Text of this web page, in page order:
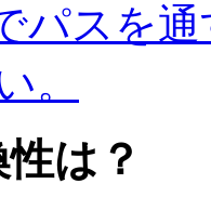
パスを
。
は？